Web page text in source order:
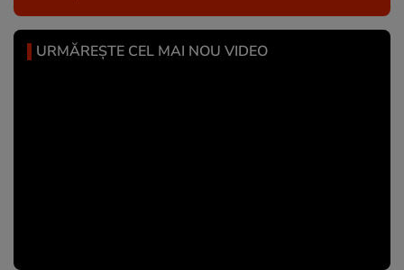
URMĂREȘTE CEL MAI NOU VIDEO